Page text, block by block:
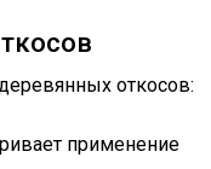
откосов:
применение